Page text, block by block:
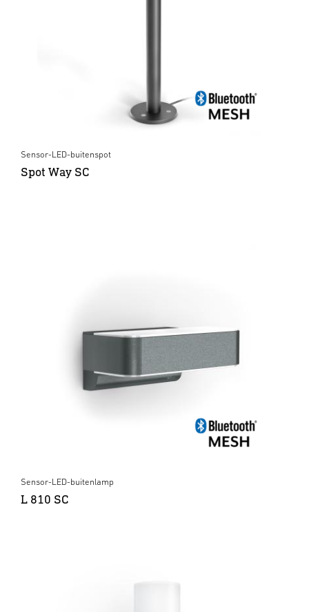
Sensor-LED-buitenspot
Spot Way SC
Sensor-LED-buitenlamp
L 810 SC